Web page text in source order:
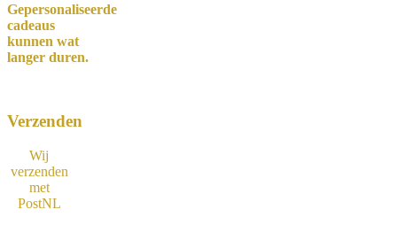
Gepersonaliseerde
cadeaus
kunnen wat
langer duren.
Verzenden
Wij
verzenden
met
PostNL